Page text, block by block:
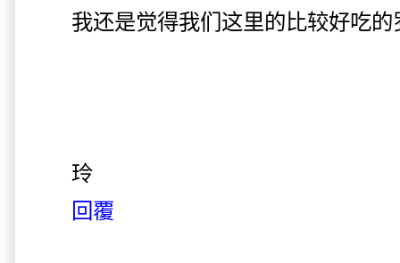
我还是觉得我们这里的比较好吃的
玲
回覆